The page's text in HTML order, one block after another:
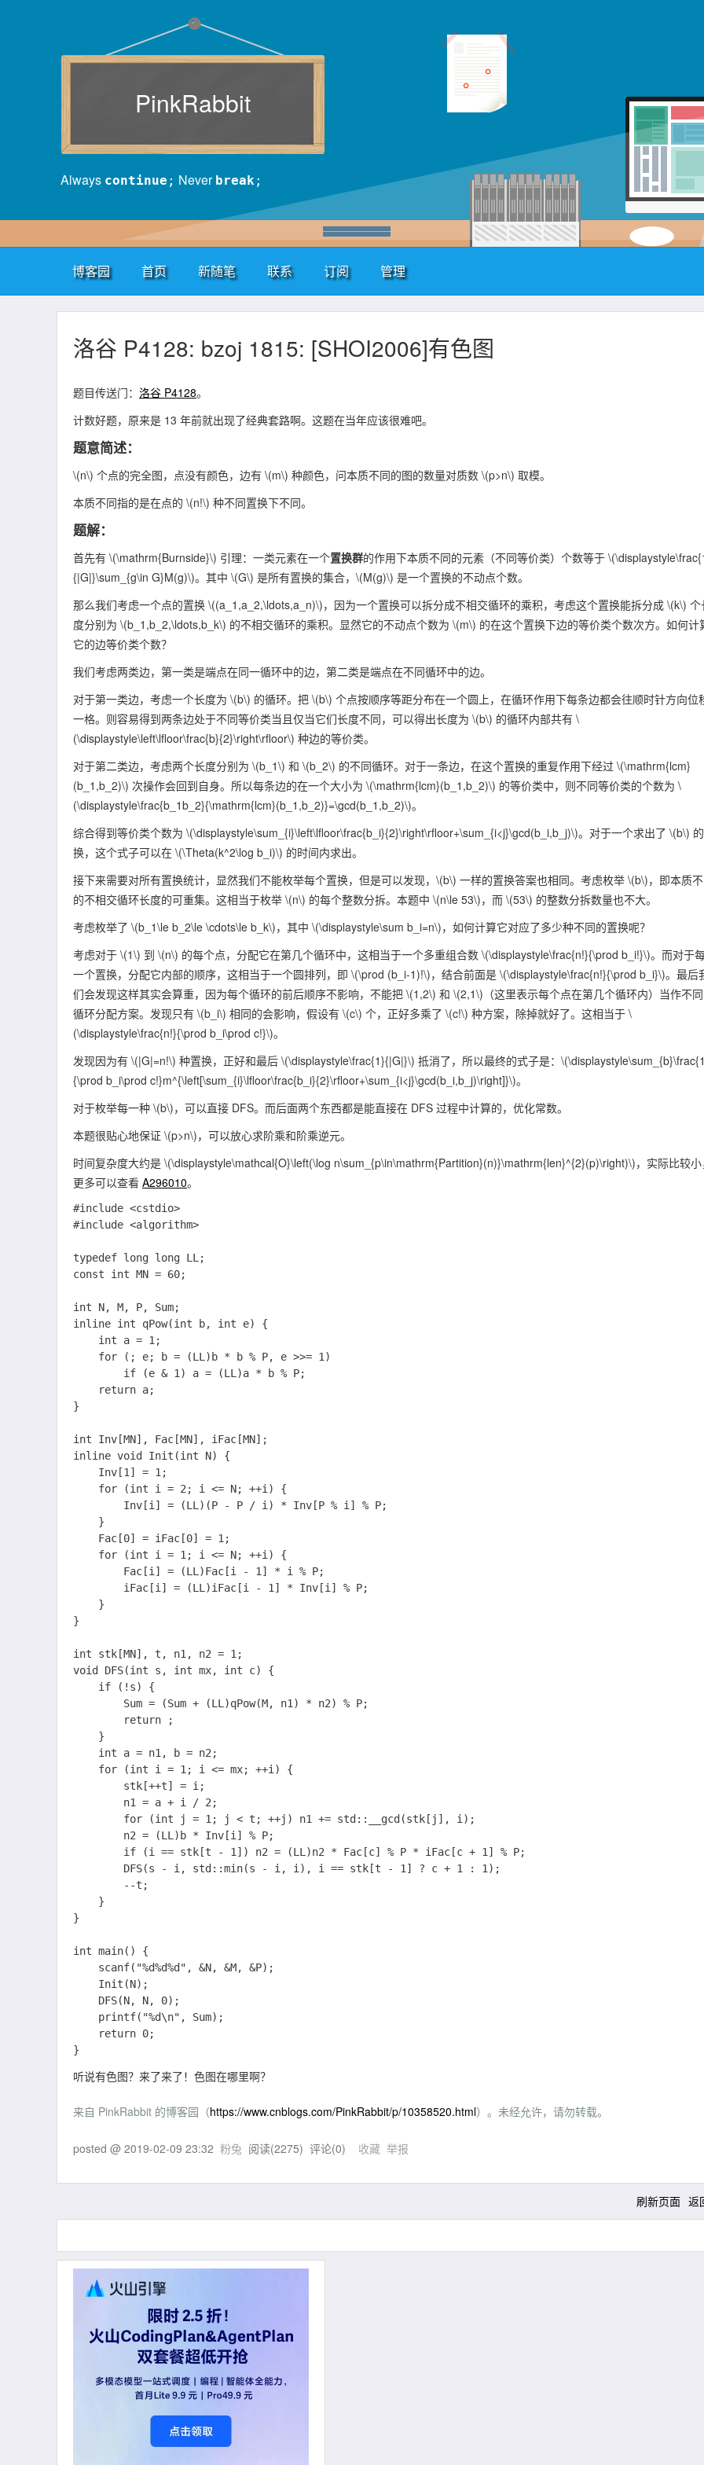
PinkRabbit
Always continue ; Never break;
博客园 首页 新随笔 联系 订阅 管理
洛谷 P4128: bzoj 1815: [SHOI2006]有色图
题目传送门： 洛谷 P4128。
计数好题，原来是 13 年前就出现了经典套路啊。这题在当年应该很难吧。
题意简述：
\(n\) 个点的完全图，点没有颜色，边有 \(m\) 种颜色，问本质不同的图的数量对质数 \(p>n\) 取模。
本质不同指的是在点的 \(n!\) 种不同置换下不同。
题解：
首先有 \(\mathrm{Burnside}\) 引理：一类元素在一个置换群的作用下本质不同的元素（不同等价类）个数等于
{|G|}\sum_{g\in G}M(g)\)。其中 \(G\) 是所有置换的集合， \(M(g)\) 是一个置换的不动点个数。
那么我们考虑一个点的置换 \((a_1,a_2,\ldots,a_n)\)，因为一个置换可以拆分成不相交循环的乘积，考虑这个置换能拆分成 \(k\) 个
度分别为 \(b_1,b_2,\ldots,b_k\) 的不相交循环的乘积。显然它的不动点个数为 \(m\) 的在这个置换下边的等价类个数次方。如何计
它的边等价类个数？
我们考虑两类边，第一类是端点在同一循环中的边，第二类是端点在不同循环中的边。
对于第一类边，考虑一个长度为 \(b\) 的循环。把 \(b\) 个点按顺序等距分布在一个圆上，在循环作用下每条边都会往顺时针方向位
一格。则容易得到两条边处于不同等价类当且仅当它们长度不同，可以得出长度为 \(b\) 的循环内部共有 \
(\displaystyle\left\lfloor\frac{b}{2}\right\rfloor\) 种边的等价类。
对于第二类边，考虑两个长度分别为 \(b_1\) 和 \(b_2\) 的不同循环。对于一条边，在这个置换的重复作用下经过 \(\mathrm{lcm}
(b_1,b_2)\) 次操作会回到自身。所以每条边的在一个大小为 \(\mathrm{lcm}(b_1,b_2)\) 的等价类中，则不同等价类的个数为 \
(\displaystyle\frac{b_1b_2}{\mathrm{lcm}(b_1,b_2)}=\gcd(b_1,b_2)\)。
综合得到等价类个数为 \(\displaystyle\sum_{i}\left\lfloor\frac{b_i}{2}\right\rfloor+\sum_{i<j}\gcd(b_i,b_j)\)。对于一个求出了 \(b\)
换，这个式子可以在 \(\Theta(k^2\log b_i)\) 的时间内求出。
接下来需要对所有置换统计，显然我们不能枚举每个置换，但是可以发现， \(b\) 一样的置换答案也相同。考虑枚举 \(b\)，即本质
的不相交循环长度的可重集。这相当于枚举 \(n\) 的每个整数分拆。本题中 \(n\le 53\)，而 \(53\) 的整数分拆数量也不大。
考虑枚举了 \(b_1\le b_2\le \cdots\le b_k\)，其中 \(\displaystyle\sum b_i=n\)，如何计算它对应了多少种不同的置换呢？
考虑对于 \(1\) 到 \(n\) 的每个点，分配它在第几个循环中，这相当于一个多重组合数 \(\displaystyle\frac{n!}{\prod b_i!}\)。而对于
一个置换，分配它内部的顺序，这相当于一个圆排列，即 \(\prod (b_i-1)!\)，结合前面是 \(\displaystyle\frac{n!}{\prod b_i}\)。最后
们会发现这样其实会算重，因为每个循环的前后顺序不影响，不能把 \(1,2\) 和 \(2,1\) （这里表示每个点在第几个循环内）当作不
循环分配方案。发现只有 \(b_i\) 相同的会影响，假设有 \(c\) 个，正好多乘了 \(c!\) 种方案，除掉就好了。这相当于 \
(\displaystyle\frac{n!}{\prod b_i\prod c!}\)。
发现因为有 \(|G|=n!\) 种置换，正好和最后 \(\displaystyle\frac{1}{|G|}\) 抵消了，所以最终的式子是：
{\prod b_i\prod c!}m^{\left[\sum_{i}\lfloor\frac{b_i}{2}\rfloor+\sum_{i<j}\gcd(b_i,b_j)\right]}\)。
对于枚举每一种 \(b\)，可以直接 DFS。而后面两个东西都是能直接在 DFS 过程中计算的，优化常数。
本题很贴心地保证 \(p>n\)，可以放心求阶乘和阶乘逆元。
时间复杂度大约是 \(\displaystyle\mathcal{O}\left(\log n\sum_{p\in\mathrm{Partition}(n)}\mathrm{len}^{2}(p)\right)\)，实际比较
更多可以查看 A296010。
#include <cstdio>
#include <algorithm>
typedef long long LL;
const int MN = 60;
int N, M, P, Sum;
inline int qPow(int b, int e) {
}
int Inv[MN], Fac[MN], iFac[MN];
inline void Init(int N) {
}
int stk[MN], t, n1, n2 = 1;
void DFS(int s, int mx, int c) {
}
int main() {
听说有色图？来了来了！色图在哪里啊？
来自 PinkRabbit 的博客园（https://www.cnblogs.com/PinkRabbit/p/10358520.html）。未经允许，请勿转载。
posted @ 2019-02-09 23:32 粉兔 阅读(2275) 评论(0) 收藏 举报
刷新页面 返